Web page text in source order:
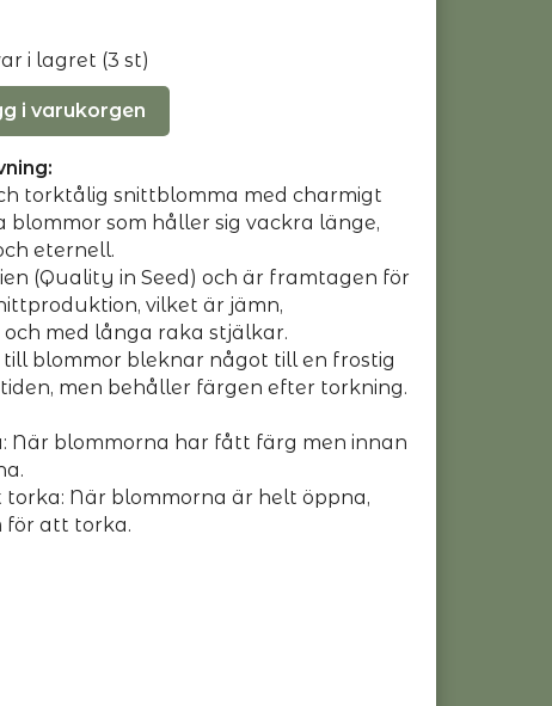
i lagret (3 st)
i varukorgen
torktålig snittblomma med charmigt
blommor som håller sig vackra länge,
eternell.
(Quality in Seed) och är framtagen för
vilket är jämn,
med långa raka stjälkar.
till blommor bleknar något till en frostig
men behåller färgen efter torkning.
När blommorna har fått färg men innan
torka: När blommorna är helt öppna,
för att torka.